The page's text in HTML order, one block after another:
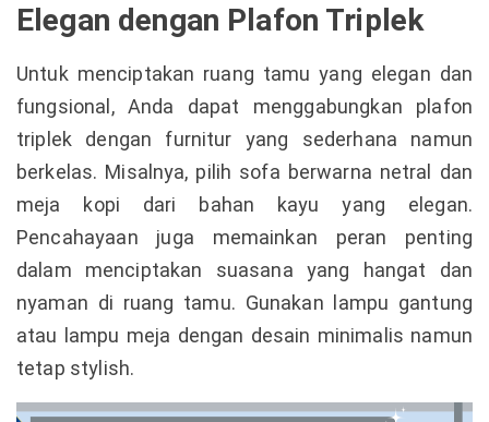
Elegan dengan Plafon Triplek
Untuk menciptakan ruang tamu yang elegan dan
fungsional, Anda dapat menggabungkan plafon
triplek dengan furnitur yang sederhana namun
berkelas. Misalnya, pilih sofa berwarna netral dan
meja kopi dari bahan kayu yang elegan.
Pencahayaan juga memainkan peran penting
dalam menciptakan suasana yang hangat dan
nyaman di ruang tamu. Gunakan lampu gantung
atau lampu meja dengan desain minimalis namun
tetap stylish.